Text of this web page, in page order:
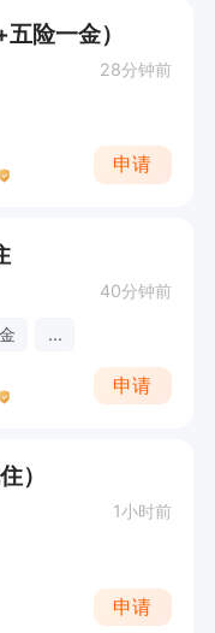
险一金）
28分钟前
申请
40分钟前
...
申请
）
1小时前
申请